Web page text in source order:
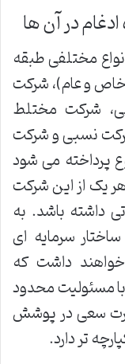
در آن ها
مختلفی طبقه
و عام)، شرکت
شرکت مختلط
نسبی و شرکت
پرداخته می شود
یک از این شرکت
داشته باشد. به
سرمایه ای
خواهند داشت که
مسئولیت محدود
سعی در پوشش
تر دارد.